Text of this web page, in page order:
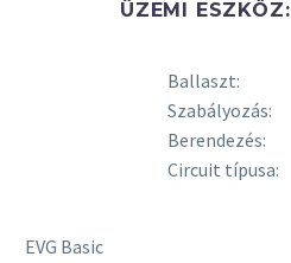
ÜZEMI ESZKÖZ:
Ballaszt:
Szabályozás:
Berendezés:
Circuit típusa:
EVG Basic